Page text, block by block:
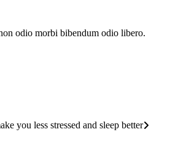
odio morbi bibendum odio libero.
you less stressed and sleep better